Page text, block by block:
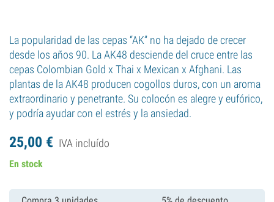
La popularidad de las cepas “AK” no ha dejado de crecer
desde los años 90. La AK48 desciende del cruce entre las
cepas Colombian Gold x Thai x Mexican x Afghani. Las
plantas de la AK48 producen cogollos duros, con un aroma
extraordinario y penetrante. Su colocón es alegre y eufórico,
y podría ayudar con el estrés y la ansiedad.
25,00 € IVA incluído
En stock